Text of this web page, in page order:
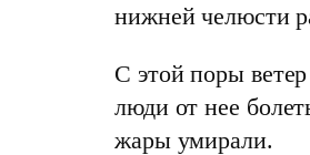
нижней челюсти
С этой поры
люди от нее
жары умирали.